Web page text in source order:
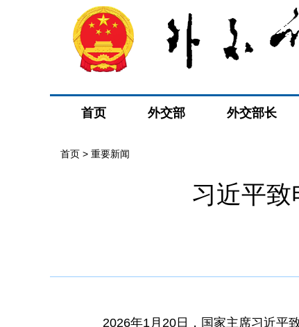
首页 外交部 外交部长
首页 > 重要新闻
习近平
2026年1月20日，国家主席习近平